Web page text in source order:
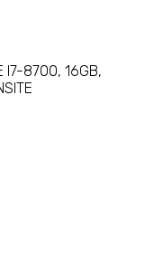
I7-8700, 16GB,